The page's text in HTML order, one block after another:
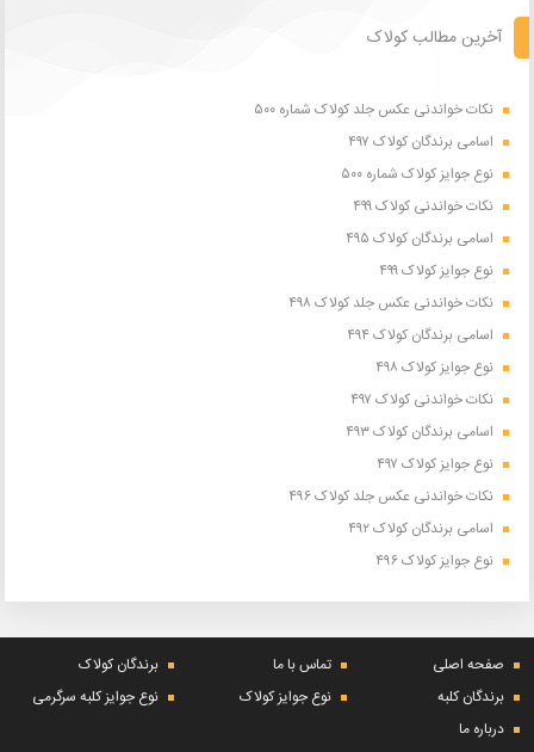
آخرین مطالب کولاک
نکات خواندنی عکس جلد کولاک شماره ۵۰۰
اسامی برندگان کولاک ۴۹۷
نوع جوایز کولاک شماره ۵۰۰
نکات خواندنی کولاک ۴۹۹
اسامی برندگان کولاک ۴۹۵
نوع جوایز کولاک ۴۹۹
نکات خواندنی عکس جلد کولاک ۴۹۸
اسامی برندگان کولاک ۴۹۴
نوع جوایز کولاک ۴۹۸
نکات خواندنی کولاک ۴۹۷
اسامی برندگان کولاک ۴۹۳
نوع جوایز کولاک ۴۹۷
نکات خواندنی عکس جلد کولاک ۴۹۶
اسامی برندگان کولاک ۴۹۲
نوع جوایز کولاک ۴۹۶
صفحه اصلی تماس با ما
برندگان کولاک
برندگان کلبه
نوع جوایز کولاک
نوع جوایز کلبه سرگرمی
درباره ما